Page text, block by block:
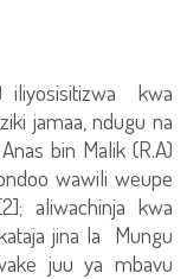
iliyosisitizwa kwa
jamaa, ndugu na
bin Malik (R.A)
wawili weupe
aliwachinja kwa
jina la Mungu
juu ya mbavu